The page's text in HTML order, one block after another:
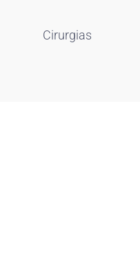
Cirurgias